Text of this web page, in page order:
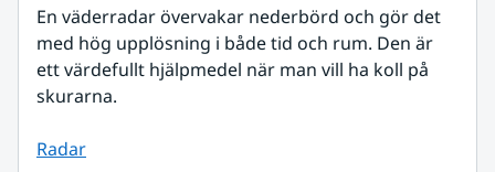
En väderradar övervakar nederbörd och gör det
med hög upplösning i både tid och rum. Den är
ett värdefullt hjälpmedel när man vill ha koll på
skurarna.
Radar